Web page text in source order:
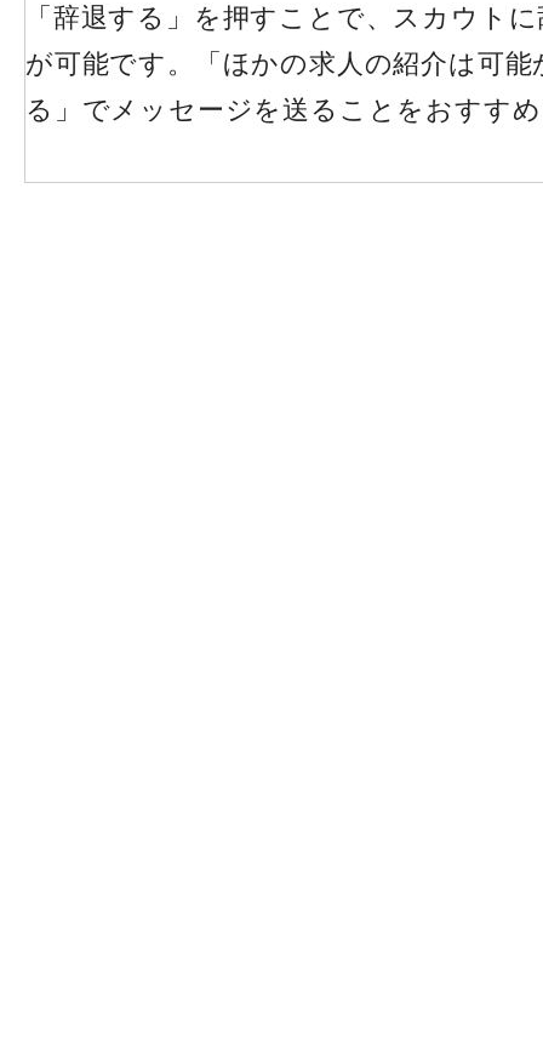
「辞退する」を押すことで、スカウト
が可能です。「ほかの求人の紹介は可
る」でメッセージを送ることをおすす